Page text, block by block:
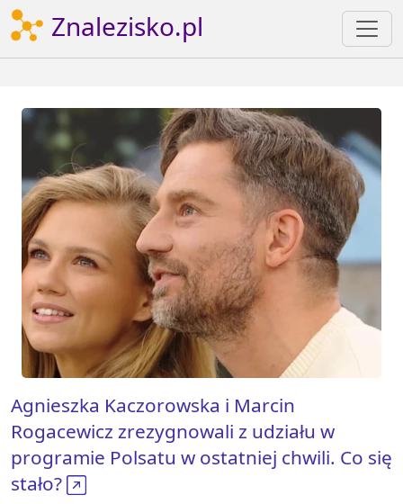
Znalezisko.pl
Agnieszka Kaczorowska i Marcin
Rogacewicz zrezygnowali z udziału w
programie Polsatu w ostatniej chwili. Co się
stało?